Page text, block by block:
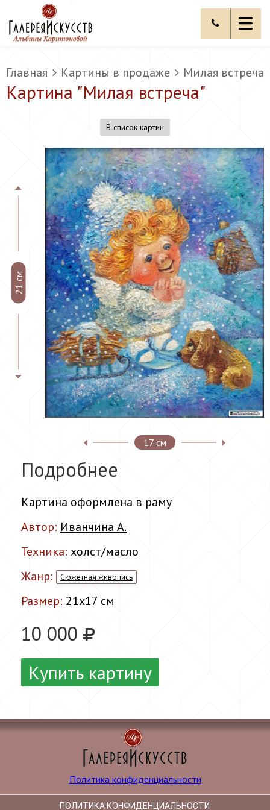
Главная Картины в продаже Милая встреча
Картина "Милая встреча"
В список картин
17 см
21 см
Подробнее
Картина оформлена в раму
Автор: Иванчина А.
Техника: холст/масло
Жанр:
Сюжетная живопись
Размер: 21x17 см
10 000
Купить картину
Политика конфиденциальности
ПОЛИТИКА КОНФИДЕНЦИАЛЬНОСТИ